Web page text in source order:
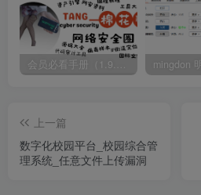
会员必看手册（1.9.0版本 26.4.5更新）
上一篇
数字化校园平台_校园综合管
理系统_任意文件上传漏洞